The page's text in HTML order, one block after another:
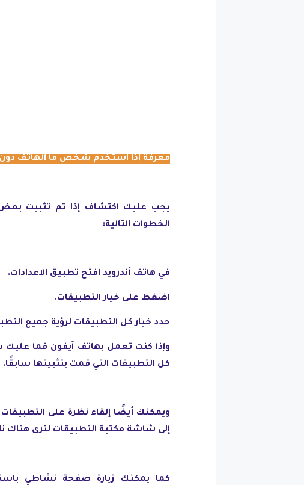
معرفة إذا استخدم شخص ما الهاتف دون
يجب عليك اكتشاف إذا تم تثبيت بعض
الخطوات التالية:
في هاتف أندرويد افتح تطبيق الإعدادات.
اضغط على خيار التطبيقات.
حدد خيار كل التطبيقات لرؤية جميع
وإذا كنت تعمل بهاتف آيفون فما عليك
كل التطبيقات التي قمت بتثبيتها سابقًا.
ويمكنك أيضًا إلقاء نظرة على التطبيقات
إلى شاشة مكتبة التطبيقات لترى هناك
كما يمكنك زيارة صفحة نشاطي